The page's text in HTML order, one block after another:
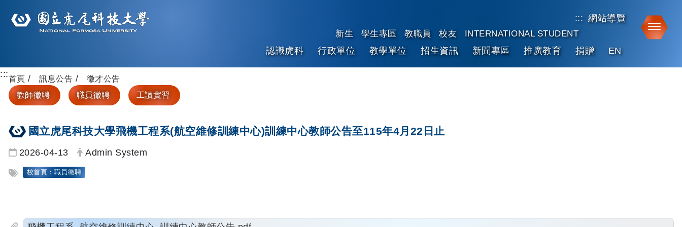
::: 網站導覽
新生 學生專區 教職員 校友 INTERNATIONAL STUDENT
認識虎科 行政單位 教學單位 招生資訊 新聞專區 推廣教育 捐贈 EN
:::首頁 訊息公告
徵才公告
教師徵聘
職員徵聘 工讀實習
國立虎尾科技大學飛機工程系(航空維修訓練中心)訓練中心教師公告至115年4月22日止
日期：
2026-04-13 發布者：
Admin System
標籤：
校首頁：職員徵聘